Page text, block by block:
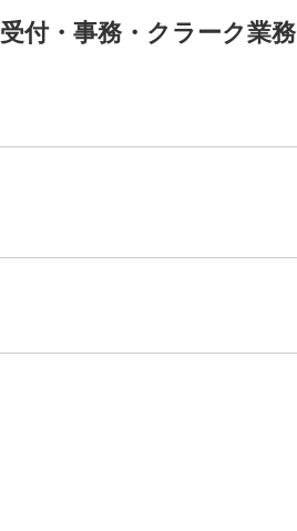
付・事務・クラーク業務